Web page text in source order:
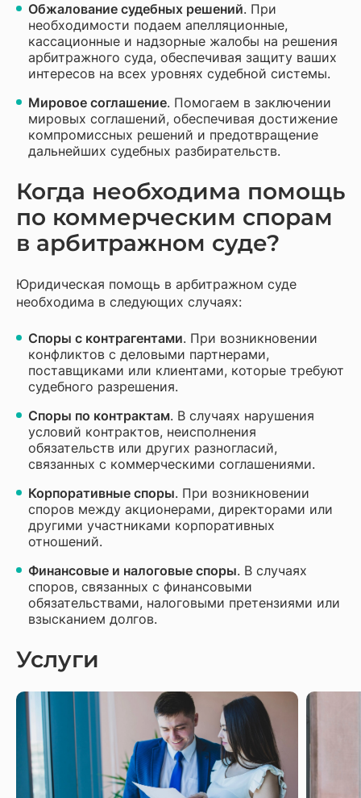
Обжалование судебных решений. При
необходимости подаем апелляционные,
кассационные и надзорные жалобы на решения
арбитражного суда, обеспечивая защиту ваших
интересов на всех уровнях судебной системы.
Мировое соглашение. Помогаем в заключении
мировых соглашений, обеспечивая достижение
компромиссных решений и предотвращение
дальнейших судебных разбирательств.
Когда необходима помощь
по коммерческим спорам
в арбитражном суде?
Юридическая помощь в арбитражном суде
необходима в следующих случаях:
Споры с контрагентами. При возникновении
конфликтов с деловыми партнерами,
поставщиками или клиентами, которые требуют
судебного разрешения.
Споры по контрактам. В случаях нарушения
условий контрактов, неисполнения
обязательств или других разногласий,
связанных с коммерческими соглашениями.
Корпоративные споры. При возникновении
споров между акционерами, директорами или
другими участниками корпоративных
отношений.
Финансовые и налоговые споры. В случаях
споров, связанных с финансовыми
обязательствами, налоговыми претензиями или
взысканием долгов.
Услуги